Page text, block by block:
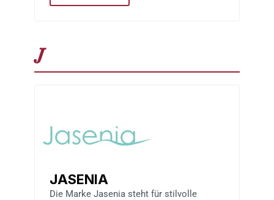
J
JASENIA
Die Marke Jasenia steht für stilvolle